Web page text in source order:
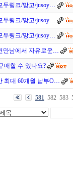
두링크/망고/jusoy…
두링크/망고/jusoy…
두링크/망고/jusoy…
만남에서 자유로운…
매할 수 있나요?
최대 60개월 납부O…
581 582 583